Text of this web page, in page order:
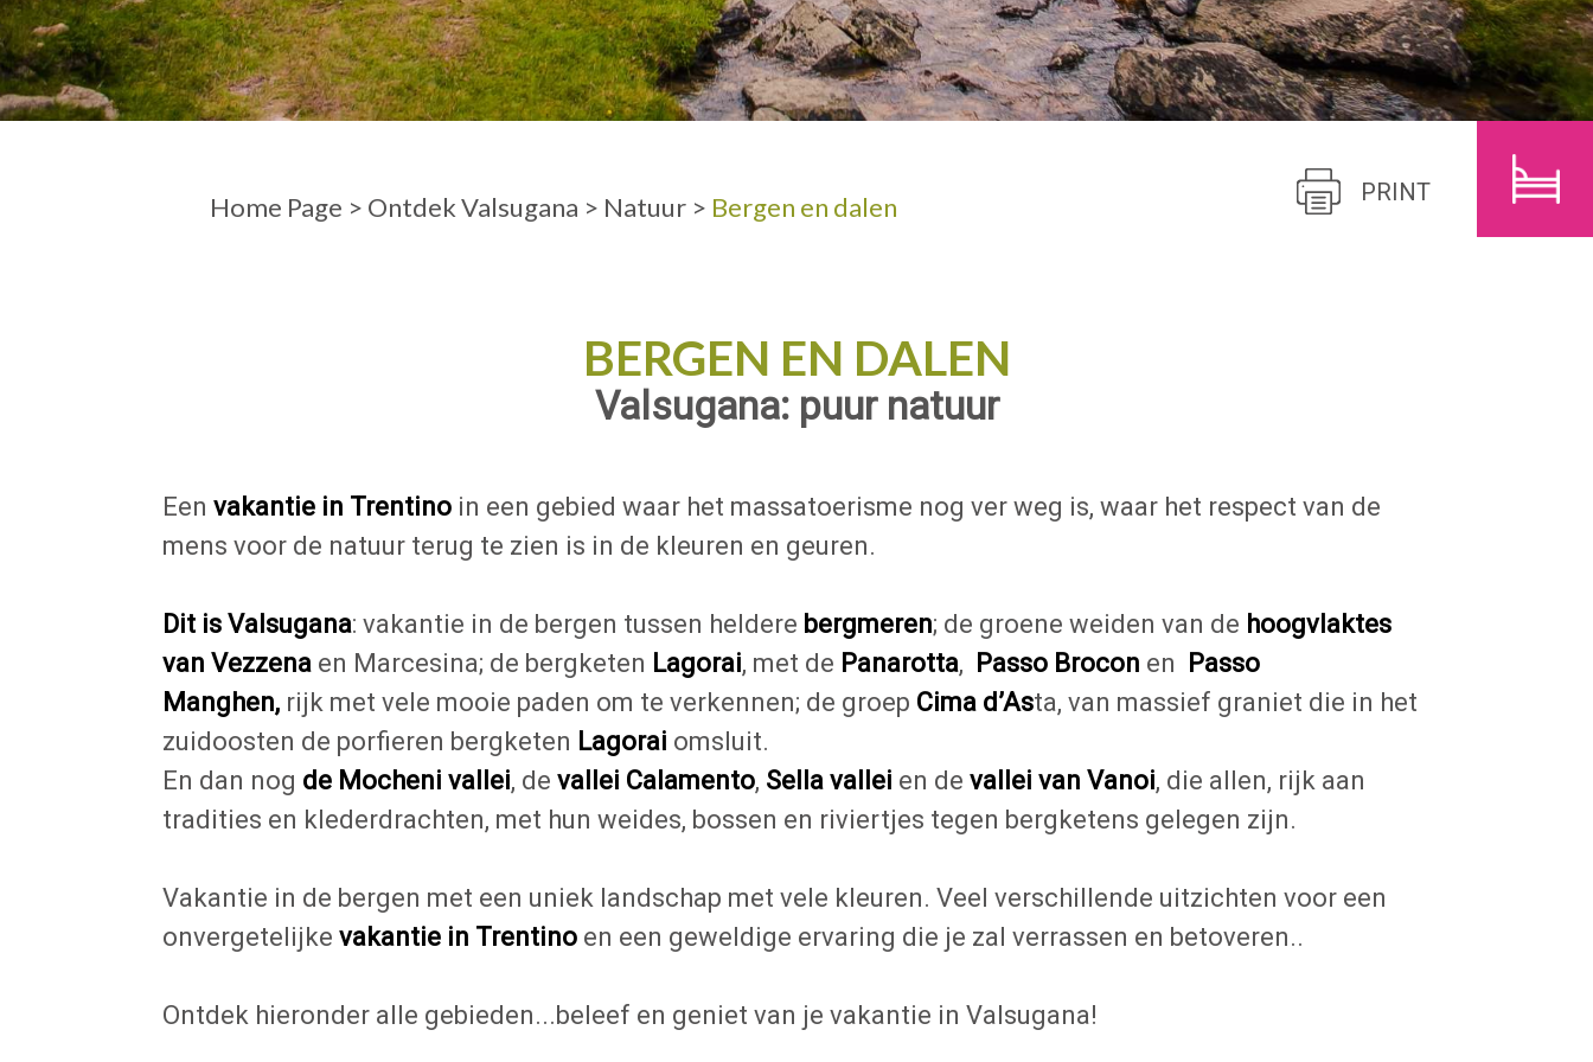
AANKOMST VERTREK VOLWASSENEN KINDEREN
ZOEK
Home Page > Ontdek Valsugana > Natuur > Bergen en dalen PRINT
BERGEN EN DALEN
Valsugana: puur natuur
Een vakantie in Trentino in een gebied waar het massatoerisme nog ver weg is, waar het respect van de
mens voor de natuur terug te zien is in de kleuren en geuren.
Dit is Valsugana: vakantie in de bergen tussen heldere bergmeren; de groene weiden van de hoogvlaktes
van Vezzena en Marcesina; de bergketen Lagorai, met de Panarotta, Passo Brocon en
Passo
Manghen, rijk met vele mooie paden om te verkennen; de groep Cima d’Asta, van massief graniet die in het
zuidoosten de porfieren bergketen Lagorai omsluit.
En dan nog de Mocheni vallei, de vallei Calamento, Sella vallei en de vallei van Vanoi, die allen, rijk aan
tradities en klederdrachten, met hun weides, bossen en riviertjes tegen bergketens gelegen zijn.
Vakantie in de bergen met een uniek landschap met vele kleuren. Veel verschillende uitzichten voor een
onvergetelijke vakantie in Trentino en een geweldige ervaring die je zal verrassen en betoveren..
Ontdek hieronder alle gebieden...beleef en geniet van je vakantie in Valsugana!